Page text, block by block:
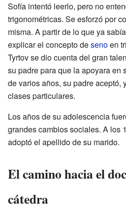
Sofía intentó leerlo, pero no
trigonométricas. Se esforzó por
misma. A partir de lo que ya
explicar el concepto desenoen
Tyrtov se dio cuenta del gran
su padre para que la apoyara en
de varios años, su padre aceptó,
clases particulares.
Los años de su adolescencia
grandes cambios sociales. A los
adoptó el apellido de su marido.
El camino hacia el
cátedra